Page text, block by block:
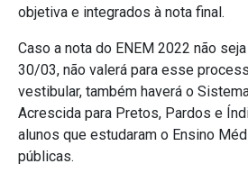
objetiva e integrados à nota final.
Caso a nota do ENEM 2022 não
30/03, não valerá para esse
vestibular, também haverá o
Acrescida para Pretos, Pardos e
alunos que estudaram o Ensino
públicas.